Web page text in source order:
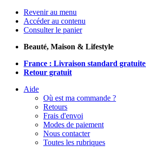
Revenir au menu
Accéder au contenu
Consulter le panier
Beauté, Maison & Lifestyle
France : Livraison standard gratuite
Retour gratuit
Aide
Où est ma commande ?
Retours
Frais d'envoi
Modes de paiement
Nous contacter
Toutes les rubriques